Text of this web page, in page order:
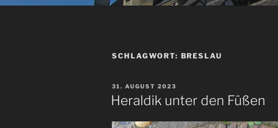
SCHLAGWORT: BRESLAU
VERÖFFENTLICHT
AM
31. AUGUST 2023
Heraldik unter den Füßen